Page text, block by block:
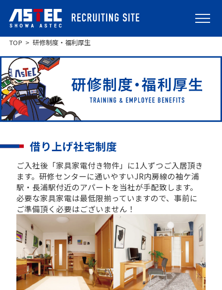
TOP 研修制度・福利厚生
借り上げ社宅制度
ご入社後「家具家電付き物件」に1人ずつご入居頂き
ます。研修センターに通いやすいJR内房線の袖ケ浦
駅・長浦駅付近のアパートを当社が手配致します。
必要な家具家電は最低限揃っていますので、事前に
ご準備頂く必要はございません！